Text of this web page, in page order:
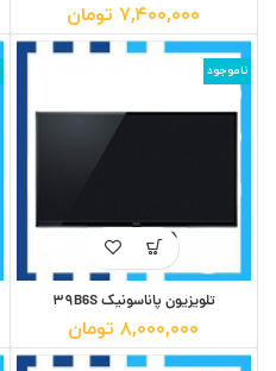
۷,۴۰۰,۰۰۰ تومان
ناموجود
تلویزیون پاناسونیک ۳۹B6S
۸,۰۰۰,۰۰۰ تومان